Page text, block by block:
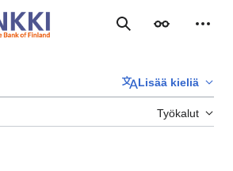
Haku Ulkoasu
Lisää kieliä
Työkalut